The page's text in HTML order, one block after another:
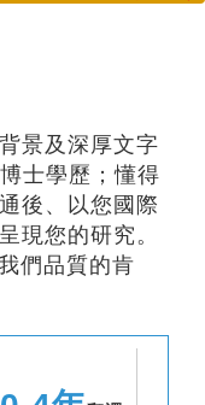
景及深厚文字
士學歷；懂得
後、以您國際
現您的研究。
們品質的肯